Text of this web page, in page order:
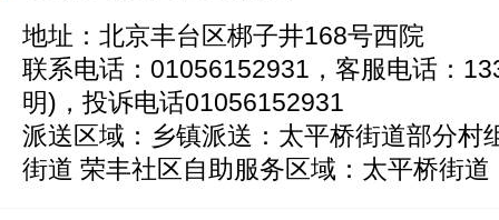
地址：北京丰台区梆子井168号西院
联系电话：01056152931，客服电话：
明)，投诉电话01056152931
派送区域：乡镇派送：太平桥街道部分村
街道 荣丰社区自助服务区域：太平桥街道